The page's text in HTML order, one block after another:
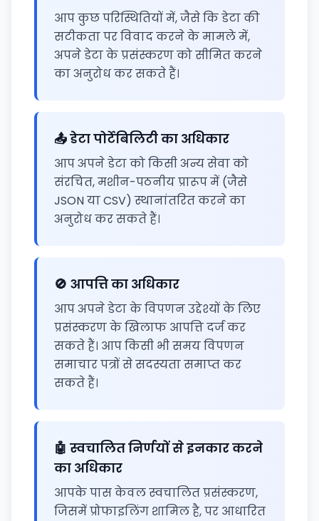
आप कुछ परिस्थितियों में, जैसे कि डेटा की
सटीकता पर विवाद करने के मामले में,
अपने डेटा के प्रसंस्करण को सीमित करने
का अनुरोध कर सकते हैं।
📤 डेटा पोर्टेबिलिटी का अधिकार
आप अपने डेटा को किसी अन्य सेवा को
संरचित, मशीन-पठनीय प्रारूप में (जैसे
JSON या CSV) स्थानांतरित करने का
अनुरोध कर सकते हैं।
🚫 आपत्ति का अधिकार
आप अपने डेटा के विपणन उद्देश्यों के लिए
प्रसंस्करण के खिलाफ आपत्ति दर्ज कर
सकते हैं। आप किसी भी समय विपणन
समाचार पत्रों से सदस्यता समाप्त कर
सकते हैं।
🤖 स्वचालित निर्णयों से इनकार करने
का अधिकार
आपके पास केवल स्वचालित प्रसंस्करण,
जिसमें प्रोफाइलिंग शामिल है, पर आधारित